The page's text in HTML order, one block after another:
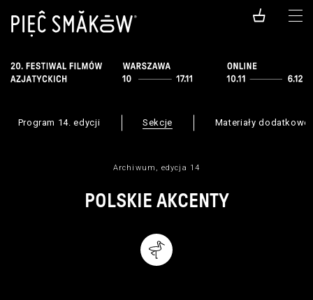
Archiwum, edycja 14
POLSKIE AKCENTY
Program 14. edycji Sekcje Materiały dodatkowe